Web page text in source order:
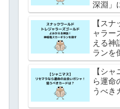
深淵」
【ス
ャラー
える神
ランを
【シ
ら運命
うべき